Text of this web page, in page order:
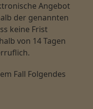
Angebot
der genannten
keine Frist
von 14 Tagen
Fall Folgendes